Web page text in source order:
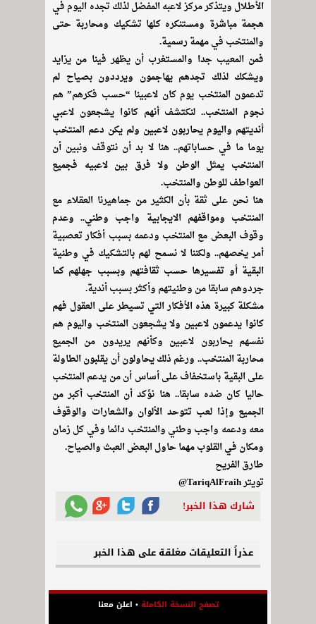
الأطلال ويتذكر مركز لاعبه المفضل لذلك تجده اليوم في
هجمة مباشرة ومستنكره كلها تشكيك ومحاربة حتى
والمنتخب في مهمة رسمية.
فمن المعيب جدا والمستغرب أن يظهر فينا من يزايد
ويشكك لذلك تجدهم يهاجمون ويرددون بصياح لم
تدعمون المنتخب يوم كان لاعبينا “حسب فكرهم” هم
نجوم المنتخب.. لنكتشف أنهم كانوا يشجعون لاعبي
أنديتهم واليوم يحاربون لاعبين ولم يكن دعم المنتخب
يوما ما في حساباتهم.. هنا لا بد أن نتوقف ونبين أن
المنتخب يمثل الوطن ولا فرق بين لاعبيه فجميع
العواطف للوطن والمنتخب.
هنا نحن على ثقة بأن الكثير من جماهيرنا العقلاء مع
المنتخب ومواقفهم الايجابية واجب وطني.. وعدم
وقوف البعض مع المنتخب ودعمه بسبب أفكار تعصبية
أمر يخصهم.. ولكننا لا نسمح لهم بالتشكيك في وطنية
البقية أو تفسيرها حسب ثقافتهم وبسبب جهلهم كما
جردوهم سابقا من وطنيتهم وأكثر بسبب أندية.
مشكلة كبيرة هذه الأفكار التي تسيطر على العقول فهم
كانوا يدعمون لاعبين ولا يشجعون المنتخب واليوم هم
نفسهم يحاربون لاعبين وكأنهم يريدون من الجميع
محاربة المنتخب.. ورغم ذلك يحاولون أن يقلبون الطاولة
على البقية باستخفاف على أساس أن من يدعم المنتخب
حاليا كان ضده سابقا.. هنا نؤكد أن المنتخب أكبر من
الجميع وإذا لعب تتوحد الألوان والشعارات والوقوف
معه ودعمه واجب وطني والمنتخب دائما وفي كل زمان
ومكان في القلوب مهما حاول البعض العبث والصياح.
طارق الفريح
تويتر TariqAlFraih@
شارك هذا الخبر!
عذراً التعليقات مغلقة على هذا الخبر
تصفح النسخة الكاملة• اعلن معنا